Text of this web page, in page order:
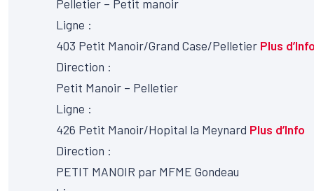
Pelletier – Petit manoir
Ligne :
403 Petit Manoir/Grand Case/Pelletier Plus
Direction :
Petit Manoir – Pelletier
Ligne :
426 Petit Manoir/Hopital la Meynard Plus d’Info
Direction :
PETIT MANOIR par MFME Gondeau